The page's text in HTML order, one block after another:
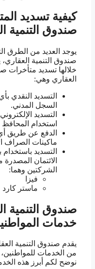
كيفية تسديد
صندوق التنمية
يوجد العديد من الطرق
صندوق التنمية
خلالها تسديد متأخرات
العقاري وهي:
التسديد النقدي
السجل المدني.
التسديد
استخدام المحافظ
الدفع عن طريق
ماكينات الصراف
التسديد
الائتمان
الشركتين وهما:
فيزا
ماستر كارد
صندوق التنمية
خدمات
يقدم صندوق التنمية
من الخدمات
نوضح لكم أبرز هذه